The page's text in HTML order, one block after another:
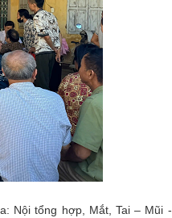
Nội tổng hợp, Mắt, Tai – Mũi -